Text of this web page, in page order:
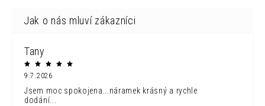
Tany
9.7.2026
Jsem moc spokojena...náramek krásný a rychle
dodání...